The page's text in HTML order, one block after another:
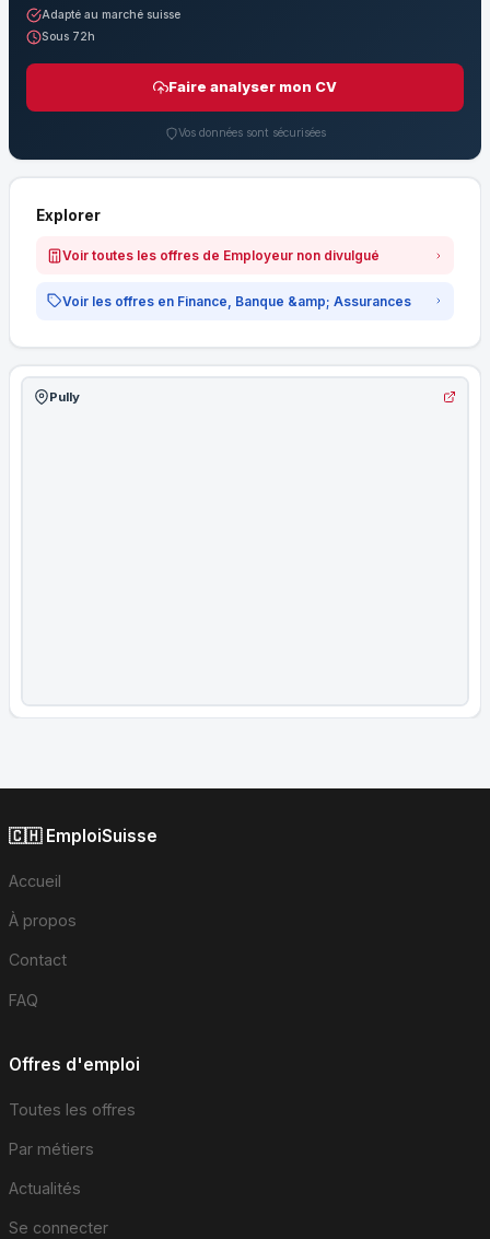
Adapté au marché suisse
Sous 72h
Faire analyser mon CV
Vos données sont sécurisées
Explorer
Voir toutes les offres de Employeur non divulgué
Voir les offres en Finance, Banque &amp; Assurances
Pully
🇨🇭 EmploiSuisse
Accueil
À propos
Contact
FAQ
Offres d'emploi
Toutes les offres
Par métiers
Actualités
Se connecter